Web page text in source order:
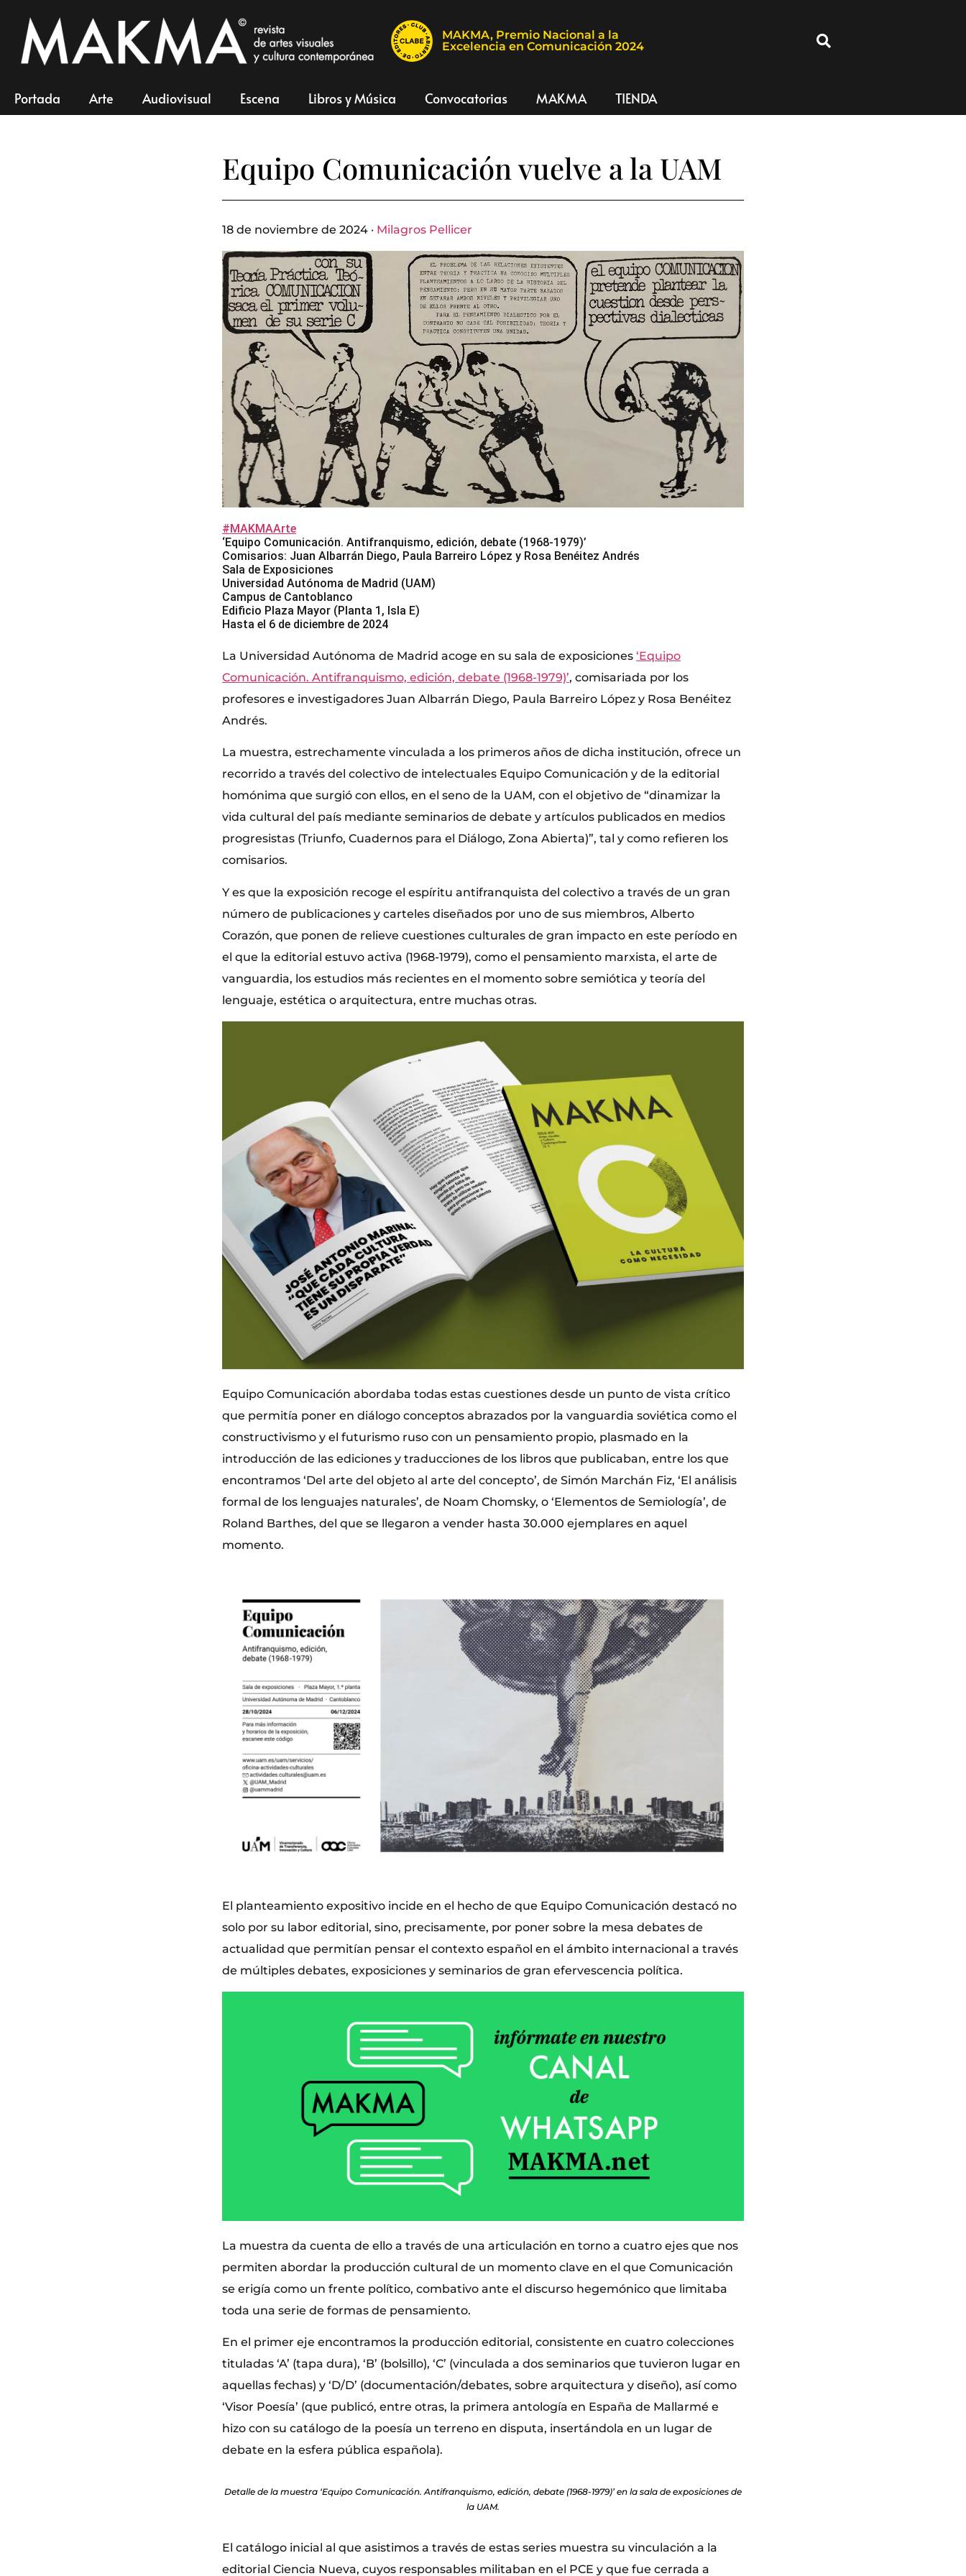
MAKMA, Premio Nacional a la
Excelencia en Comunicación 2024
Portada Arte Audiovisual Escena Libros y Música Convocatorias MAKMA TIENDA
Equipo Comunicación vuelve a la UAM
18 de noviembre de 2024 · Milagros Pellicer
#MAKMAArte
‘Equipo Comunicación. Antifranquismo, edición, debate (1968-1979)’
Comisarios: Juan Albarrán Diego, Paula Barreiro López y Rosa Benéitez Andrés
Sala de Exposiciones
Universidad Autónoma de Madrid (UAM)
Campus de Cantoblanco
Edificio Plaza Mayor (Planta 1, Isla E)
Hasta el 6 de diciembre de 2024
La Universidad Autónoma de Madrid acoge en su sala de exposiciones ‘Equipo
Comunicación. Antifranquismo, edición, debate (1968-1979)’, comisariada por los
profesores e investigadores Juan Albarrán Diego, Paula Barreiro López y Rosa Benéitez
Andrés.
La muestra, estrechamente vinculada a los primeros años de dicha institución, ofrece un
recorrido a través del colectivo de intelectuales Equipo Comunicación y de la editorial
homónima que surgió con ellos, en el seno de la UAM, con el objetivo de “dinamizar la
vida cultural del país mediante seminarios de debate y artículos publicados en medios
progresistas (Triunfo, Cuadernos para el Diálogo, Zona Abierta)”, tal y como refieren los
comisarios.
Y es que la exposición recoge el espíritu antifranquista del colectivo a través de un gran
número de publicaciones y carteles diseñados por uno de sus miembros, Alberto
Corazón, que ponen de relieve cuestiones culturales de gran impacto en este período en
el que la editorial estuvo activa (1968-1979), como el pensamiento marxista, el arte de
vanguardia, los estudios más recientes en el momento sobre semiótica y teoría del
lenguaje, estética o arquitectura, entre muchas otras.
Equipo Comunicación abordaba todas estas cuestiones desde un punto de vista crítico
que permitía poner en diálogo conceptos abrazados por la vanguardia soviética como el
constructivismo y el futurismo ruso con un pensamiento propio, plasmado en la
introducción de las ediciones y traducciones de los libros que publicaban, entre los que
encontramos ‘Del arte del objeto al arte del concepto’, de Simón Marchán Fiz, ‘El análisis
formal de los lenguajes naturales’, de Noam Chomsky, o ‘Elementos de Semiología’, de
Roland Barthes, del que se llegaron a vender hasta 30.000 ejemplares en aquel
momento.
El planteamiento expositivo incide en el hecho de que Equipo Comunicación destacó no
solo por su labor editorial, sino, precisamente, por poner sobre la mesa debates de
actualidad que permitían pensar el contexto español en el ámbito internacional a través
de múltiples debates, exposiciones y seminarios de gran efervescencia política.
La muestra da cuenta de ello a través de una articulación en torno a cuatro ejes que nos
permiten abordar la producción cultural de un momento clave en el que Comunicación
se erigía como un frente político, combativo ante el discurso hegemónico que limitaba
toda una serie de formas de pensamiento.
En el primer eje encontramos la producción editorial, consistente en cuatro colecciones
tituladas ‘A’ (tapa dura), ‘B’ (bolsillo), ‘C’ (vinculada a dos seminarios que tuvieron lugar en
aquellas fechas) y ‘D/D’ (documentación/debates, sobre arquitectura y diseño), así como
‘Visor Poesía’ (que publicó, entre otras, la primera antología en España de Mallarmé e
hizo con su catálogo de la poesía un terreno en disputa, insertándola en un lugar de
debate en la esfera pública española).
Detalle de la muestra ‘Equipo Comunicación. Antifranquismo, edición, debate (1968-1979)’ en la sala de exposiciones de
la UAM.
El catálogo inicial al que asistimos a través de estas series muestra su vinculación a la
editorial Ciencia Nueva, cuyos responsables militaban en el PCE y que fue cerrada a